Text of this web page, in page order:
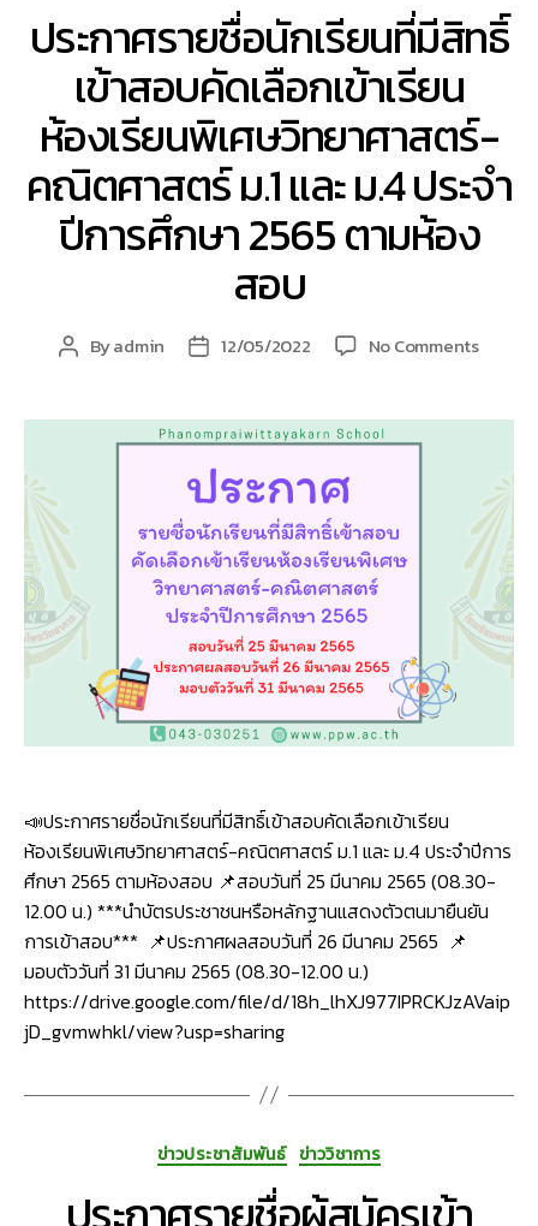
เงิน
เดือน
1/2565
ของ
ผู้
บริหาร
สถาน
ศึกษา
ประกาศรายชื่อนักเรียนที่มีสิทธิ์
เข้าสอบคัดเลือกเข้าเรียน
ห้องเรียนพิเศษวิทยาศาสตร์-
คณิตศาสตร์ ม.1 และ ม.4 ประจำ
ปีการศึกษา 2565 ตามห้อง
สอบ
Post
Byadmin
Post12/05/2022 No Commentson
ชื่อ
มี
สิทธิ์
เข้า
สอบ
คัด
เลือก
เข้า
พิเศษ
และ
ม.4
ประจำ
ปี
2565
📣ประกาศรายชื่อนักเรียนที่มีสิทธิ์เข้าสอบคัดเลือกเข้าเรียน
ห้องเรียนพิเศษวิทยาศาสตร์-คณิตศาสตร์ ม.1 และ ม.4 ประจำปีการ
ศึกษา 2565 ตามห้องสอบ 📌สอบวันที่ 25 มีนาคม 2565 (08.30-
12.00 น.) ***นำบัตรประชาชนหรือหลักฐานแสดงตัวตนมายืนยัน
การเข้าสอบ*** 📌ประกาศผลสอบวันที่ 26 มีนาคม 2565 📌
มอบตัววันที่ 31 มีนาคม 2565 (08.30-12.00 น.)
https://drive.google.com/file/d/18h_lhXJ977IPRCKJzAVaip
jD_gvmwhkl/view?usp=sharing
Categories
ข่าวประชาสัมพันธ์ ข่าววิชาการ